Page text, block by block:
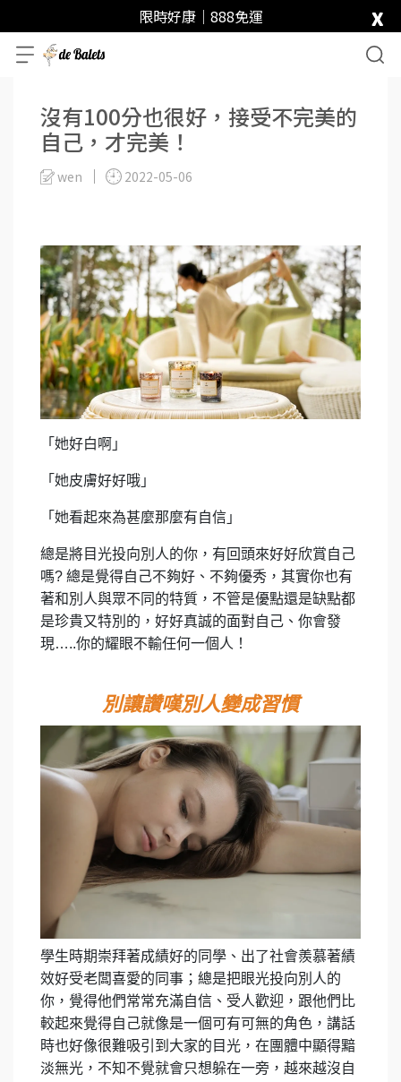
限時好康｜888免運 x
沒有100分也很好，接受不完美的
自己，才完美！
wen 2022-05-06
「她好白啊」
「她皮膚好好哦」
「她看起來為甚麼那麼有自信」
總是將目光投向別人的你，有回頭來好好欣賞自己
嗎? 總是覺得自己不夠好、不夠優秀，其實你也有
著和別人與眾不同的特質，不管是優點還是缺點都
是珍貴又特別的，好好真誠的面對自己、你會發
現…..你的耀眼不輸任何一個人！
別讓讚嘆別人變成習慣
學生時期崇拜著成績好的同學、出了社會羨慕著績
效好受老闆喜愛的同事；總是把眼光投向別人的
你，覺得他們常常充滿自信、受人歡迎，跟他們比
較起來覺得自己就像是一個可有可無的角色，講話
時也好像很難吸引到大家的目光，在團體中顯得黯
淡無光，不知不覺就會只想躲在一旁，越來越沒自